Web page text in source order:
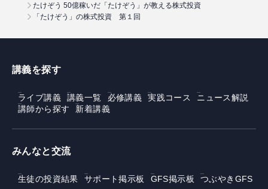
たけぞう 50億稼いだ「たけぞう」が教える株式投資
「たけぞう」の株式投資 第１回
講義を探す
ライブ講義 講義一覧 必修講義 実践コース
ニュース解説
講師から探す
新着講義
みんなと交流
生徒の投資結果 サポート掲示板 GFS掲示板 つぶやきGFS